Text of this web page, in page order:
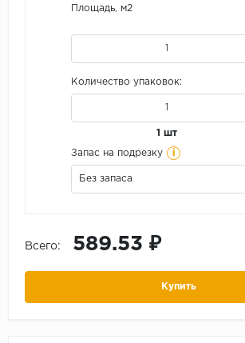
Площадь, м2
Количество упаковок:
1 шт
Запас на подрезку i
Без запаса
Всего: 589.53 ₽
Купить